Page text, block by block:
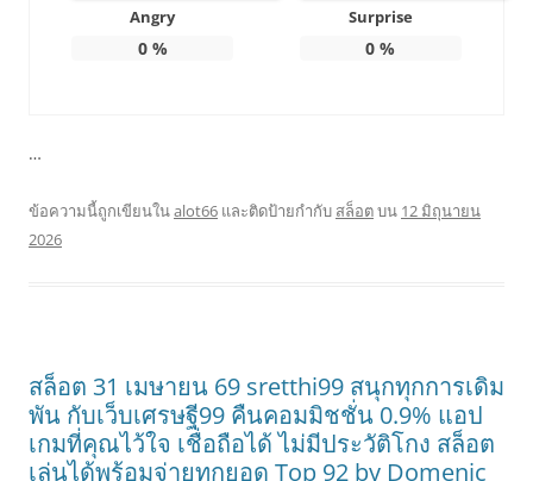
Angry
0%
Surprise
0 %
…
ข้อความนี้ถูกเขียนในalot66 และติดป้ายกำกับ สล็อตบน 12 มิถุนายน
2026
สล็อต 31 เมษายน 69 sretthi99 สนุกทุกการเดิม
พัน กับเว็บเศรษฐี99 คืนคอมมิชชั่น 0.9% แอป
เกมที่คุณไว้ใจ เชื่อถือได้ ไม่มีประวัติโกง สล็อต
เล่นได้พร้อมจ่ายทุกยอด Top 92 by Domenic